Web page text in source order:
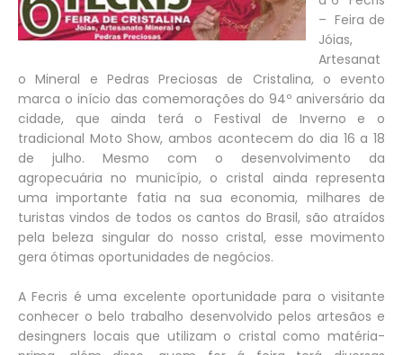
– Feira de
Jóias,
Artesanat
o Mineral e Pedras Preciosas de Cristalina, o evento
marca o início das comemorações do 94º aniversário da
cidade, que ainda terá o Festival de Inverno e o
tradicional Moto Show, ambos acontecem do dia 16 a 18
de julho. Mesmo com o desenvolvimento da
agropecuária no município, o cristal ainda representa
uma importante fatia na sua economia, milhares de
turistas vindos de todos os cantos do Brasil, são atraídos
pela beleza singular do nosso cristal, esse movimento
gera ótimas oportunidades de negócios.
A Fecris é uma excelente oportunidade para o visitante
conhecer o belo trabalho desenvolvido pelos artesãos e
desingners locais que utilizam o cristal como matéria-